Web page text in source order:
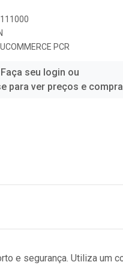
PCR
Faça seu login ou
para ver preços e
e segurança. Utiliza um